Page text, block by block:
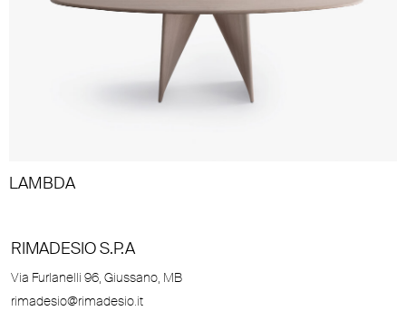
LAMBDA
RIMADESIO S.P.A
Via Furlanelli 96, Giussano, MB
rimadesio@rimadesio.it